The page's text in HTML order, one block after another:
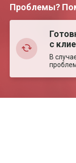
Проблемы?
с
В